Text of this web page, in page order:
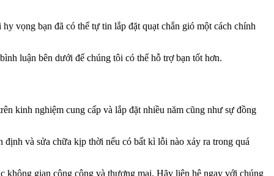
vọng bạn đã có thể tự tin lắp đặt quạt chắn gió một cách chính
luận bên dưới để chúng tôi có thể hỗ trợ bạn tốt hơn.
kinh nghiệm cung cấp và lắp đặt nhiều năm cũng như sự đồng
định và sửa chữa kịp thời nếu có bất kì lỗi nào xảy ra trong quá
gian công cộng và thương mại. Hãy liên hệ ngay với chúng